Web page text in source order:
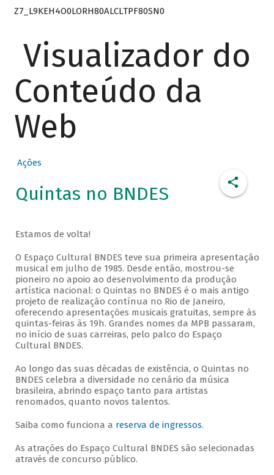
Z7_L9KEH4O0LORH80ALCLTPF80SN0
Visualizador do
Conteúdo da
Web
Ações
Quintas no BNDES
Estamos de volta!
O Espaço Cultural BNDES teve sua primeira apresentação
musical em julho de 1985. Desde então, mostrou-se
pioneiro no apoio ao desenvolvimento da produção
artística nacional: o Quintas no BNDES é o mais antigo
projeto de realização contínua no Rio de Janeiro,
oferecendo apresentações musicais gratuitas, sempre às
quintas-feiras às 19h. Grandes nomes da MPB passaram,
no início de suas carreiras, pelo palco do Espaço
Cultural BNDES.
Ao longo das suas décadas de existência, o Quintas no
BNDES celebra a diversidade no cenário da música
brasileira, abrindo espaço tanto para artistas
renomados, quanto novos talentos.
Saiba como funciona a reserva de ingressos.
As atrações do Espaço Cultural BNDES são selecionadas
através de concurso público.